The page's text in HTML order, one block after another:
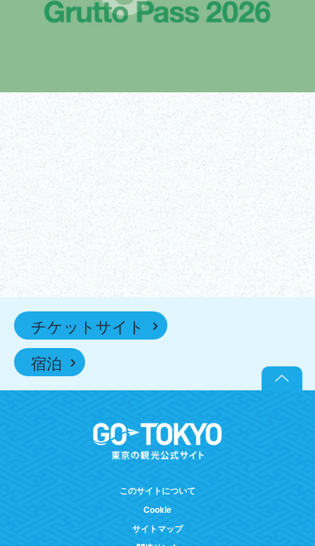
詳しく チケット購入
（外部リンク）
チケットサイト
宿泊
このサイトについて
Cookie
サイトマップ